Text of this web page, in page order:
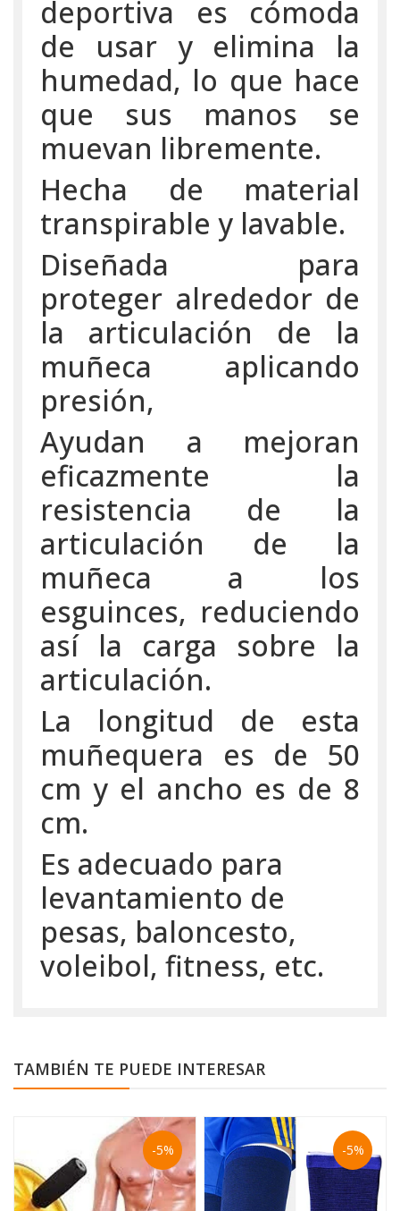
deportiva es cómoda
de usar y elimina la
humedad, lo que hace
que sus manos se
muevan libremente.
Hecha de material
transpirable y lavable.
Diseñada para
proteger alrededor de
la articulación de la
muñeca aplicando
presión,
Ayudan a mejoran
eficazmente la
resistencia de la
articulación de la
muñeca a los
esguinces, reduciendo
así la carga sobre la
articulación.
La longitud de esta
muñequera es de 50
cm y el ancho es de 8
cm.
Es adecuado para
levantamiento de
pesas, baloncesto,
voleibol, fitness, etc.
TAMBIÉN TE PUEDE INTERESAR
-5% -5%